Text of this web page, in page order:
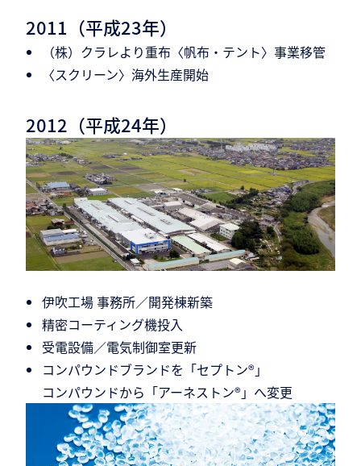
2011（平成23年）
（株）クラレより重布〈帆布・テント〉事業移管
〈スクリーン〉海外生産開始
2012（平成24年）
伊吹工場 事務所／開発棟新築
精密コーティング機投入
受電設備／電気制御室更新
コンパウンドブランドを「セプトン®」
コンパウンドから「アーネストン®」へ変更